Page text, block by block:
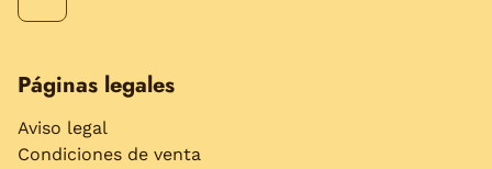
Páginas legales
Aviso legal
Condiciones de venta